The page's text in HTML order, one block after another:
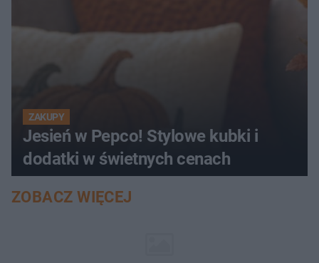
ZAKUPY
Jesień w Pepco! Stylowe kubki i
dodatki w świetnych cenach
ZOBACZ WIĘCEJ